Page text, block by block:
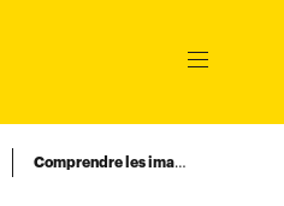
Ouvrir
Comprendre les images générées par l’IA : droits d’auteur, utilisation et réglementation…